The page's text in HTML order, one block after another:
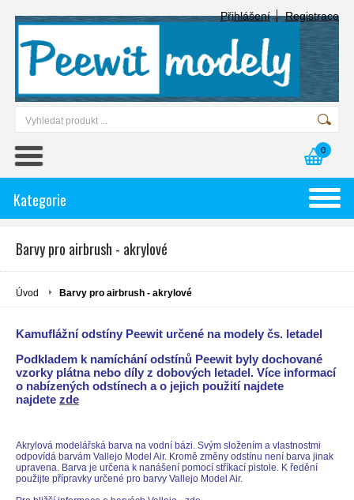
Přihlášení Registrace
0
Kategorie
Barvy pro airbrush - akrylové
Úvod Barvy pro airbrush - akrylové
Kamuflážní odstíny Peewit určené na modely čs. letadel
Podkladem k namíchání odstínů Peewit byly dochované
vzorky plátna nebo díly z dobových letadel. Více informací
o nabízených odstínech a o jejich použití najdete
najdete zde
Akrylová modelářská barva na vodní bázi. Svým složením a vlastnostmi
odpovídá barvám Vallejo Model Air. Kromě změny odstínu není barva jinak
upravena. Barva je určena k nanášení pomocí stříkací pistole. K ředění
použijte přípravky určené pro barvy Vallejo Model Air.